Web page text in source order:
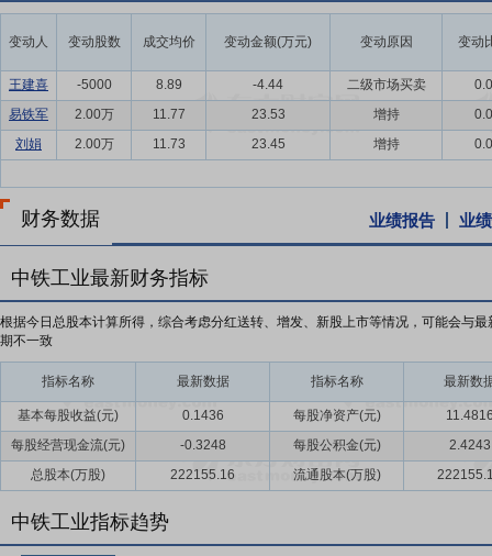
变动人 变动股数 成交均价 变动金额(万元) 变动原因 变动
王建喜 -5000 8.89 -4.44 二级市场买卖
易铁军
2.00万 11.77 23.53 增持
刘娟
2.00万 11.73 23.45 增持
财务数据 业绩报告 业
中铁工业最新财务指标
根据今日总股本计算所得，综合考虑分红送转、增发、新股上市等情况，可能会与最
期不一致
指标名称 最新数据 指标名称 最新数
基本每股收益(元) 0.1436 每股净资产(元)
每股经营现金流(元)
-0.3248 每股公积金(元)
2.4243
总股本(万股)
222155.16 流通股本(万股)
中铁工业指标趋势